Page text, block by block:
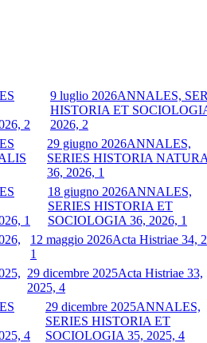
9 luglio 2026ANNALES,
HISTORIA ET
2026, 2
29 giugno 2026ANNALES,
SERIES HISTORIA
36, 2026, 1
18 giugno 2026ANNALES,
SERIES HISTORIA ET
SOCIOLOGIA 36, 2026, 1
12 maggio 2026Acta Histriae 34,
1
29 dicembre 2025Acta Histriae 33,
2025, 4
29 dicembre 2025ANNALES,
SERIES HISTORIA ET
SOCIOLOGIA 35, 2025, 4